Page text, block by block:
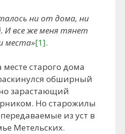
ни от дома, ни
И все же меня тянет
места»[1].
старого дома
обширный
зарастающий
Но старожилы
из уст в
Метельских.